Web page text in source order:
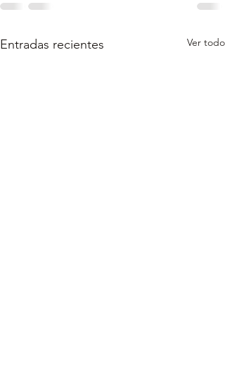
Entradas recientes Ver todo